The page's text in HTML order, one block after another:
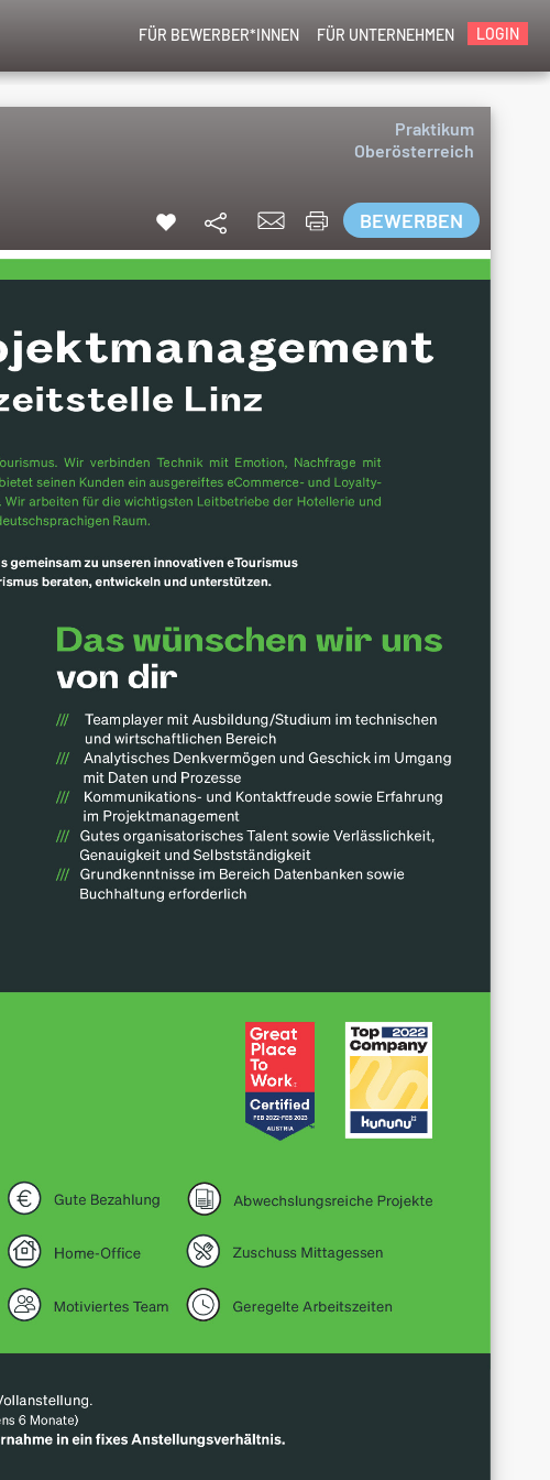
LOGIN
FÜR UNTERNEHMEN
FÜR BEWERBER*INNEN
Praktikum
Oberösterreich
BEWERBEN